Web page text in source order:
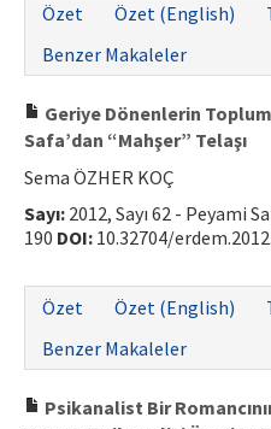
Özet
Özet (English)
Benzer Makaleler
Geriye Dönenlerin
Safa’dan “Mahşer” Telaşı
Sema ÖZHER KOÇ
Sayı: 2012, Sayı 62 - Peyami
190 DOI: 10.32704/
Özet
Özet (English)
Benzer Makaleler
Psikanalist Bir